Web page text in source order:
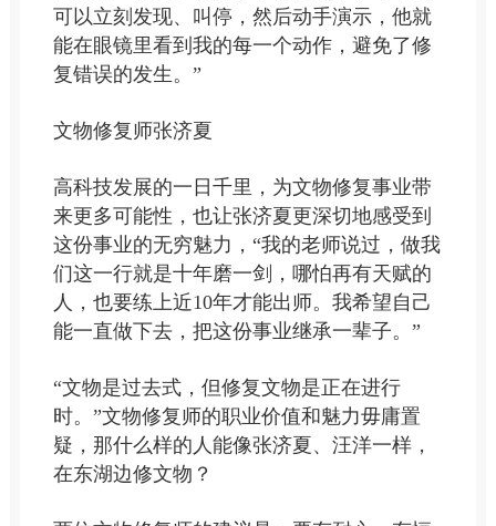
可以立刻发现、叫停，然后动手演示，他就
能在眼镜里看到我的每一个动作，避免了修
复错误的发生。”
文物修复师张济夏
高科技发展的一日千里，为文物修复事业带
来更多可能性，也让张济夏更深切地感受到
这份事业的无穷魅力，“我的老师说过，做我
们这一行就是十年磨一剑，哪怕再有天赋的
人，也要练上近10年才能出师。我希望自己
能一直做下去，把这份事业继承一辈子。”
“文物是过去式，但修复文物是正在进行
时。”文物修复师的职业价值和魅力毋庸置
疑，那什么样的人能像张济夏、汪洋一样，
在东湖边修文物？